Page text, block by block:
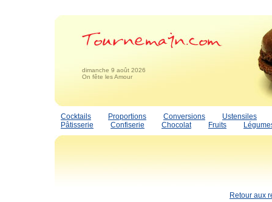
dimanche 9 août 2026
On fête les Amour
Cocktails Proportions Conversions
Ustensiles
Pâtisserie
Confiserie Chocolat Fruits
Retour aux